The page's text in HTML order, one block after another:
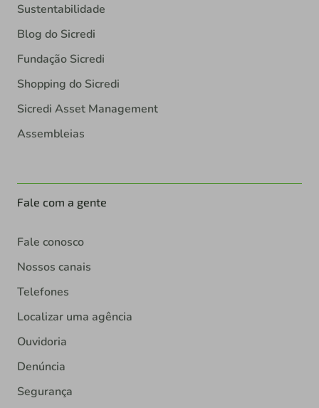
Sustentabilidade
Blog do Sicredi
Fundação Sicredi
Shopping do Sicredi
Sicredi Asset Management
Assembleias
Fale com a gente
Fale conosco
Nossos canais
Telefones
Localizar uma agência
Ouvidoria
Denúncia
Segurança